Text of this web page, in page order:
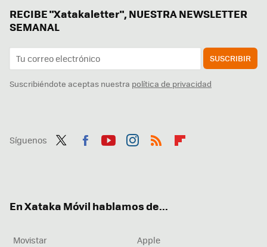
RECIBE "Xatakaletter", NUESTRA NEWSLETTER
SEMANAL
SUSCRIBIR
Suscribiéndote aceptas nuestra política de privacidad
Síguenos
En Xataka Móvil hablamos de...
Movistar
Apple